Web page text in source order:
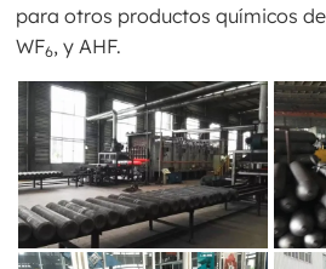
para otros productos químicos
WF6, y AHF.